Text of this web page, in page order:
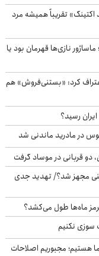
اکتینگ» تقریباً همیشه مرد
نازی‌ها قهرمان بود یا
کرد: «بستنی‌فروش» هم
رسید؟
در مادرید ماندنی شد
دو قربانی در موساد گرفت
مجهز شد؟/ تهدید جدی
ماه‌ها طول می‌کشد؟
سوزی نکنیم
هستیم؛ مجبوریم اصلاحات